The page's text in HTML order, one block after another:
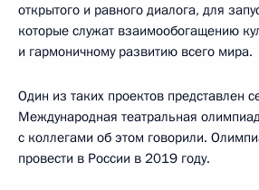
открытого и равного диалога, для
которые служат взаимообогащению
и гармоничному развитию всего мира.
Один из таких проектов представлен
Международная театральная
с коллегами об этом говорили.
провести в России в 2019 году.